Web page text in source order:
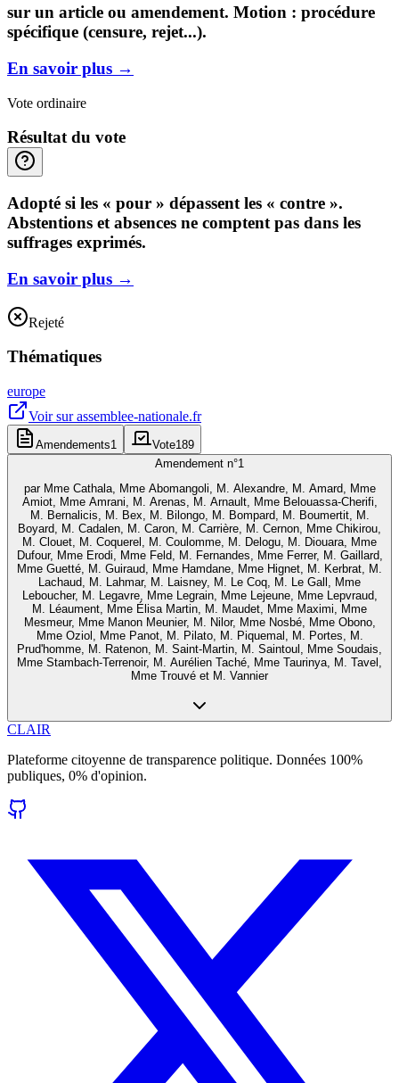
sur un article ou amendement. Motion : procédure
spécifique (censure, rejet...).
En savoir plus →
Vote ordinaire
Résultat du vote
Adopté si les « pour » dépassent les « contre ».
Abstentions et absences ne comptent pas dans les
suffrages exprimés.
En savoir plus →
Rejeté
Thématiques
europe
Voir surassemblee-nationale.fr
Amendements1 Vote189
Amendement n°1
par Mme Cathala, Mme Abomangoli, M. Alexandre, M. Amard, Mme
Amiot, Mme Amrani, M. Arenas, M. Arnault, Mme Belouassa-Cherifi,
M. Bernalicis, M. Bex, M. Bilongo, M. Bompard, M. Boumertit, M.
Boyard, M. Cadalen, M. Caron, M. Carrière, M. Cernon, Mme Chikirou,
M. Clouet, M. Coquerel, M. Coulomme, M. Delogu, M. Diouara, Mme
Dufour, Mme Erodi, Mme Feld, M. Fernandes, Mme Ferrer, M. Gaillard,
Mme Guetté, M. Guiraud, Mme Hamdane, Mme Hignet, M. Kerbrat, M.
Lachaud, M. Lahmar, M. Laisney, M. Le Coq, M. Le Gall, Mme
Leboucher, M. Legavre, Mme Legrain, Mme Lejeune, Mme Lepvraud,
M. Léaument, Mme Élisa Martin, M. Maudet, Mme Maximi, Mme
Mesmeur, Mme Manon Meunier, M. Nilor, Mme Nosbé, Mme Obono,
Mme Oziol, Mme Panot, M. Pilato, M. Piquemal, M. Portes, M.
Prud'homme, M. Ratenon, M. Saint-Martin, M. Saintoul, Mme Soudais,
Mme Stambach-Terrenoir, M. Aurélien Taché, Mme Taurinya, M. Tavel,
Mme Trouvé et M. Vannier
CLAIR
Plateforme citoyenne de transparence politique. Données 100%
publiques, 0% d'opinion.